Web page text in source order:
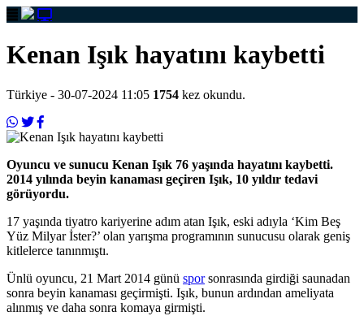
Kenan Işık hayatını kaybetti
Türkiye - 30-07-2024 11:05 1754 kez okundu.
Oyuncu ve sunucu Kenan Işık 76 yaşında hayatını kaybetti.
2014 yılında beyin kanaması geçiren Işık, 10 yıldır tedavi
görüyordu.
17 yaşında tiyatro kariyerine adım atan Işık, eski adıyla ‘Kim Beş
Yüz Milyar İster?’ olan yarışma programının sunucusu olarak geniş
kitlelerce tanınmıştı.
Ünlü oyuncu, 21 Mart 2014 günü sporsonrasında girdiği saunadan
sonra beyin kanaması geçirmişti. Işık, bunun ardından ameliyata
alınmış ve daha sonra komaya girmişti.